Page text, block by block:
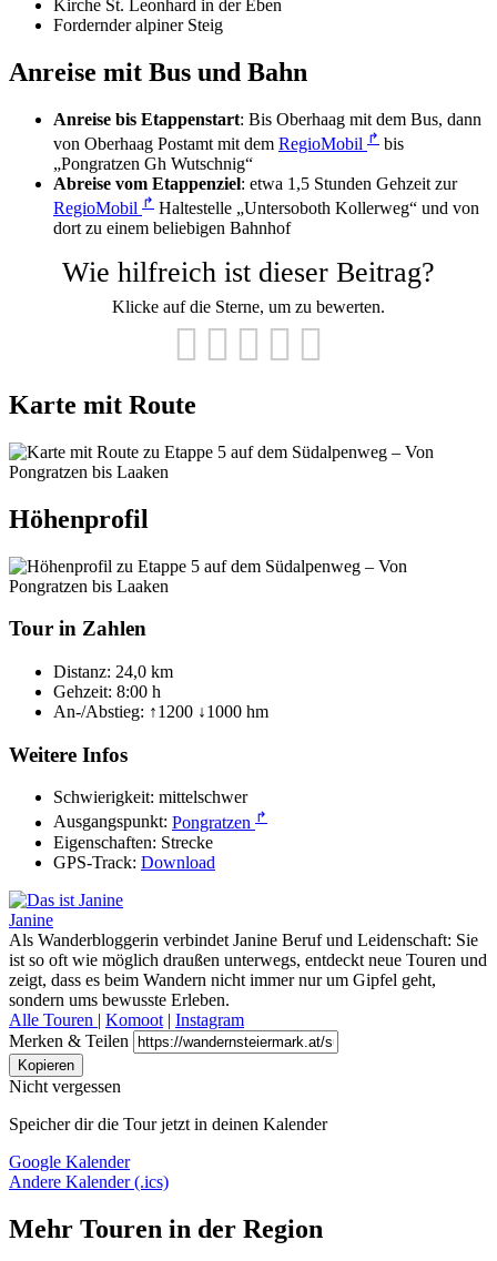
Kirche St. Leonhard in der Eben
Fordernder alpiner Steig
Anreise mit Bus und Bahn
Anreise bis Etappenstart: Bis Oberhaag mit dem Bus, dann
von Oberhaag Postamt mit dem RegioMobil ↱ bis
„Pongratzen Gh Wutschnig“
Abreise vom Etappenziel: etwa 1,5 Stunden Gehzeit zur
RegioMobil ↱ Haltestelle „Untersoboth Kollerweg“ und von
dort zu einem beliebigen Bahnhof
Wie hilfreich ist dieser Beitrag?
Klicke auf die Sterne, um zu bewerten.
Karte mit Route
Höhenprofil
Tour in Zahlen
Distanz: 24,0 km
Gehzeit: 8:00 h
An-/Abstieg: ↑1200 ↓1000 hm
Weitere Infos
Schwierigkeit: mittelschwer
Ausgangspunkt: Pongratzen ↱
Eigenschaften: Strecke
GPS-Track: Download
Janine
Als Wanderbloggerin verbindet Janine Beruf und Leidenschaft: Sie
ist so oft wie möglich draußen unterwegs, entdeckt neue Touren und
zeigt, dass es beim Wandern nicht immer nur um Gipfel geht,
sondern ums bewusste Erleben.
Alle Touren | Komoot | Instagram
Merken & Teilen
Kopieren
Nicht vergessen
Speicher dir die Tour jetzt in deinen Kalender
Google Kalender
Andere Kalender (.ics)
Mehr Touren in der Region